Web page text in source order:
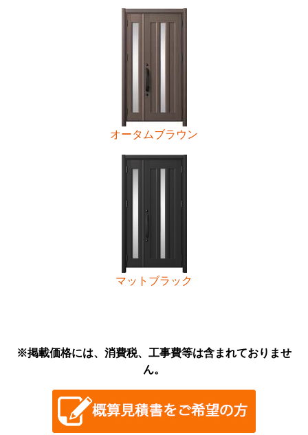
オータムブラウン
マットブラック
※掲載価格には、消費税、工事費等は含まれておりませ
ん。